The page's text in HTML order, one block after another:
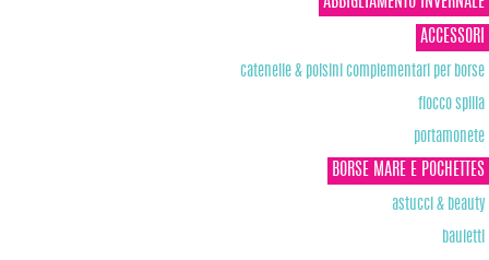
ACCESSORI
catenelle & polsini complementari per borse
fiocco spilla
portamonete
BORSE MARE E POCHETTES
astucci & beauty
bauletti